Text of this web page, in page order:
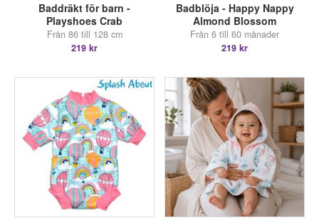
Baddräkt för barn -
Playshoes Crab
Från 86 till 128 cm
219 kr
Badblöja - Happy Nappy
Almond Blossom
Från 6 till 60 månader
219 kr